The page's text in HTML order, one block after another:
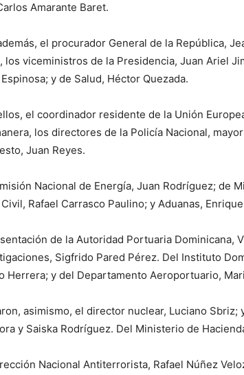
Amarante Baret.
el procurador General de la República,
los viceministros de la Presidencia, Juan Ariel
y de Salud, Héctor Quezada.
el coordinador residente de la Unión
los directores de la Policía Nacional,
Juan Reyes.
Nacional de Energía, Juan Rodríguez; de
Rafael Carrasco Paulino; y Aduanas,
de la Autoridad Portuaria Dominicana,
Sigfrido Pared Pérez. Del Instituto
Herrera; y del Departamento Aeroportuario,
asimismo, el director nuclear, Luciano Sbriz;
y Saiska Rodríguez. Del Ministerio de
Nacional Antiterrorista, Rafael Núñez